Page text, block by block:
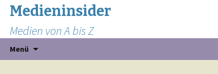
Medieninsider
Medien von A bis Z
Menü